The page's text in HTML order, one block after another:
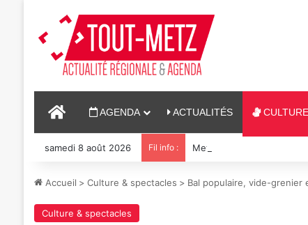
ACCUEILAGENDA ACTUALITÉS
samedi 8 août 2026 Fil info : Metz : J-1 avant le cinéma
Accueil > Culture & spectacles > Bal populaire, vide-grenier
Culture & spectacles